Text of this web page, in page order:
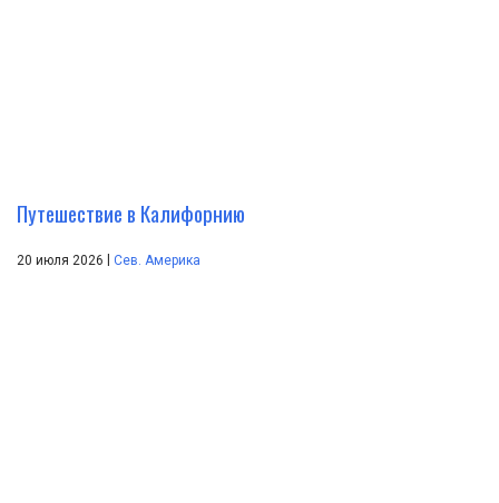
Путешествие в Калифорнию
20 июля 2026 Сев. Америка